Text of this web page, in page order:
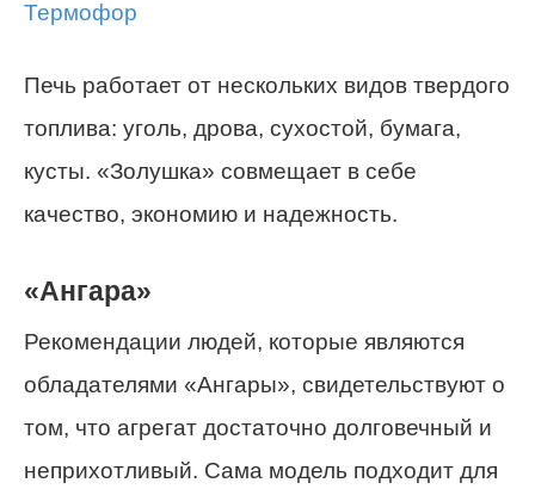
Печь работает от нескольких видов твердого
топлива: уголь, дрова, сухостой, бумага,
кусты. «Золушка» совмещает в себе
качество, экономию и надежность.
«Ангара»
Рекомендации людей, которые являются
обладателями «Ангары», свидетельствуют о
том, что агрегат достаточно долговечный и
неприхотливый. Сама модель подходит для